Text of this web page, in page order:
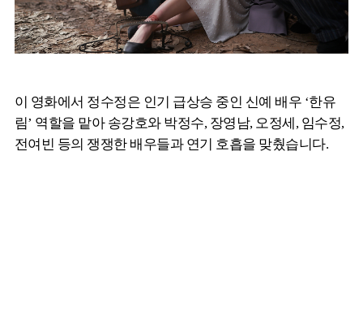
이 영화에서 정수정은 인기 급상승 중인 신예 배우 ‘한유
림’ 역할을 맡아 송강호와 박정수, 장영남, 오정세, 임수정,
전여빈 등의 쟁쟁한 배우들과 연기 호흡을 맞췄습니다.